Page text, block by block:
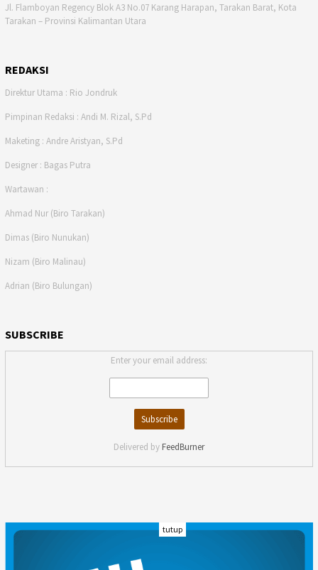
Jl. Flamboyan Regency Blok A3 No.07 Karang Harapan, Tarakan Barat, Kota
Tarakan – Provinsi Kalimantan Utara
REDAKSI
Direktur Utama : Rio Jondruk
Pimpinan Redaksi : Andi M. Rizal, S.Pd
Maketing : Andre Aristyan, S.Pd
Designer : Bagas Putra
Wartawan :
Ahmad Nur (Biro Tarakan)
Dimas (Biro Nunukan)
Nizam (Biro Malinau)
Adrian (Biro Bulungan)
SUBSCRIBE
Enter your email address:
Delivered by FeedBurner
tutup